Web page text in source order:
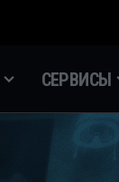
СЕРВИСЫ